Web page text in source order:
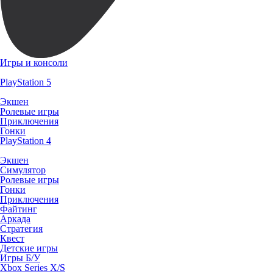
Игры и консоли
PlayStation 5
Экшен
Ролевые игры
Приключения
Гонки
PlayStation 4
Экшен
Симулятор
Ролевые игры
Гонки
Приключения
Файтинг
Аркада
Стратегия
Квест
Детские игры
Игры Б/У
Xbox Series X/S